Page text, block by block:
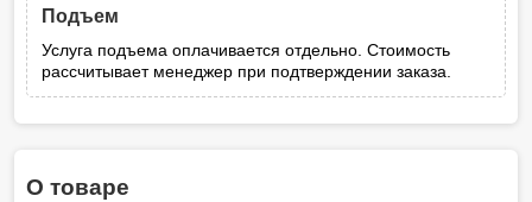
Подъем
Услуга подъема оплачивается отдельно. Стоимость
рассчитывает менеджер при подтверждении заказа.
О товаре